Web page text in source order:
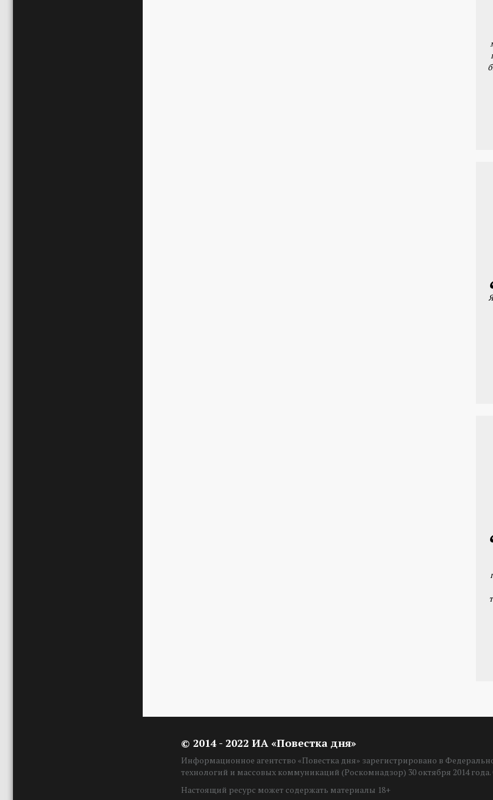
© 2014 - 2022 ИА «Повестка дня»
Информационное агентство «Повестка дня» зарегистрировано в
технологий и массовых коммуникаций (Роскомнадзор) 30 октября 2014
Настоящий ресурс может содержать материалы 18+